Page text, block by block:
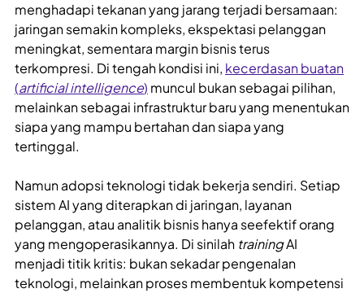
menghadapi tekanan yang jarang terjadi bersamaan:
jaringan semakin kompleks, ekspektasi pelanggan
meningkat, sementara margin bisnis terus
terkompresi. Di tengah kondisi ini, kecerdasan buatan
(artificial intelligence) muncul bukan sebagai pilihan,
melainkan sebagai infrastruktur baru yang menentukan
siapa yang mampu bertahan dan siapa yang
tertinggal.
Namun adopsi teknologi tidak bekerja sendiri. Setiap
sistem AI yang diterapkan di jaringan, layanan
pelanggan, atau analitik bisnis hanya seefektif orang
yang mengoperasikannya. Di sinilah trainingAI
menjadi titik kritis: bukan sekadar pengenalan
teknologi, melainkan proses membentuk kompetensi